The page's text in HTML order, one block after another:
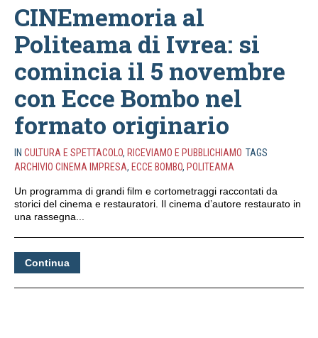
CINEmemoria al
Politeama di Ivrea: si
comincia il 5 novembre
con Ecce Bombo nel
formato originario
IN CULTURA E SPETTACOLO, RICEVIAMO E PUBBLICHIAMO TAGS
ARCHIVIO CINEMA IMPRESA, ECCE BOMBO, POLITEAMA
Un programma di grandi film e cortometraggi raccontati da
storici del cinema e restauratori. Il cinema d’autore restaurato in
una rassegna...
Continua